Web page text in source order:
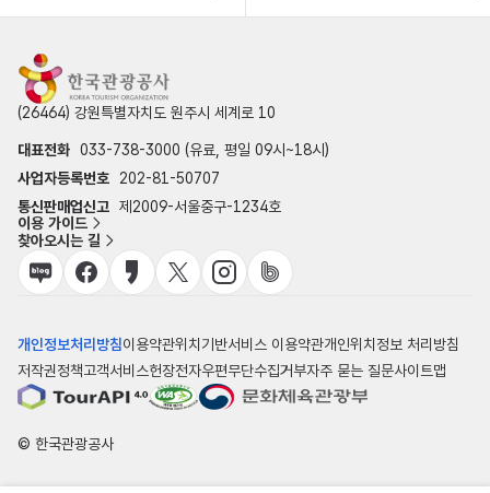
(26464) 강원특별자치도 원주시 세계로 10
대표전화 033-738-3000 (유료, 평일 09시~18시)
사업자등록번호
202-81-50707
통신판매업신고 제2009-서울중구-1234호
이용 가이드
찾아오시는 길
개인정보처리방침이용약관위치기반서비스 이용약관개인위치정보 처리방침
저작권정책고객서비스헌장전자우편무단수집거부자주 묻는 질문사이트맵
© 한국관광공사